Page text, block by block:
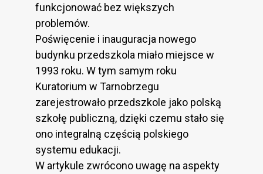
funkcjonować bez większych
problemów.
Poświęcenie i inauguracja nowego
budynku przedszkola miało miejsce w
1993 roku. W tym samym roku
Kuratorium w Tarnobrzegu
zarejestrowało przedszkole jako polską
szkołę publiczną, dzięki czemu stało się
ono integralną częścią polskiego
systemu edukacji.
W artykule zwrócono uwagę na aspekty